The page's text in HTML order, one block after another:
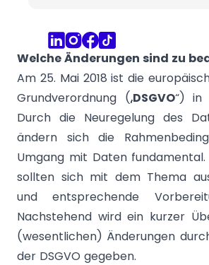
Welche Änderungen sind zu
Am 25. Mai 2018 ist die
Grundverordnung („DSGVO“) in
Durch die Neuregelung des
ändern sich die
Umgang mit Daten
sollten sich mit dem Thema
und entsprechende
Nachstehend wird ein kurzer
(wesentlichen) Änderungen
der DSGVO gegeben.